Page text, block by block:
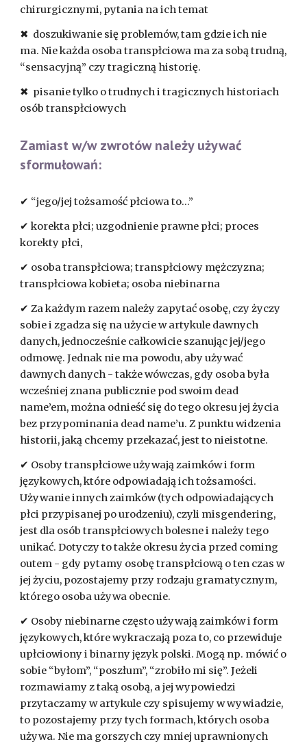
chirurgicznymi, pytania na ich temat
✖ doszukiwanie się problemów, tam gdzie ich nie
ma. Nie każda osoba transpłciowa ma za sobą trudną,
“sensacyjną” czy tragiczną historię.
✖ pisanie tylko o trudnych i tragicznych historiach
osób transpłciowych
Zamiast w/w zwrotów należy używać
sformułowań:
✔ “jego/jej tożsamość płciowa to...”
✔ korekta płci; uzgodnienie prawne płci; proces
korekty płci,
✔ osoba transpłciowa; transpłciowy mężczyzna;
transpłciowa kobieta; osoba niebinarna
✔ Za każdym razem należy zapytać osobę, czy życzy
sobie i zgadza się na użycie w artykule dawnych
danych, jednocześnie całkowicie szanując jej/jego
odmowę. Jednak nie ma powodu, aby używać
dawnych danych - także wówczas, gdy osoba była
wcześniej znana publicznie pod swoim dead
name’em, można odnieść się do tego okresu jej życia
bez przypominania dead name’u. Z punktu widzenia
historii, jaką chcemy przekazać, jest to nieistotne.
✔ Osoby transpłciowe używają zaimków i form
językowych, które odpowiadają ich tożsamości.
Używanie innych zaimków (tych odpowiadających
płci przypisanej po urodzeniu), czyli misgendering,
jest dla osób transpłciowych bolesne i należy tego
unikać. Dotyczy to także okresu życia przed coming
outem - gdy pytamy osobę transpłciową o ten czas w
jej życiu, pozostajemy przy rodzaju gramatycznym,
którego osoba używa obecnie.
✔ Osoby niebinarne często używają zaimków i form
językowych, które wykraczają poza to, co przewiduje
upłciowiony i binarny język polski. Mogą np. mówić o
sobie “byłom”, “poszłum”, “zrobiło mi się”. Jeżeli
rozmawiamy z taką osobą, a jej wypowiedzi
przytaczamy w artykule czy spisujemy w wywiadzie,
to pozostajemy przy tych formach, których osoba
używa. Nie ma gorszych czy mniej uprawnionych